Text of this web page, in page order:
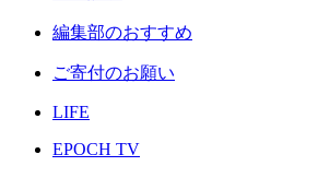
編集部のおすすめ
ご寄付のお願い
LIFE
EPOCH TV